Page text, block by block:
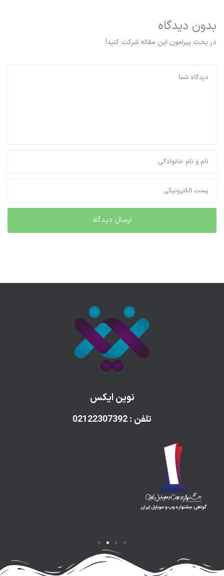
بدون دیدگاه
در بحث‌‌ پیرامون این مقاله شرکت کنید!
نوین ایکس
تلفن : 02122307392